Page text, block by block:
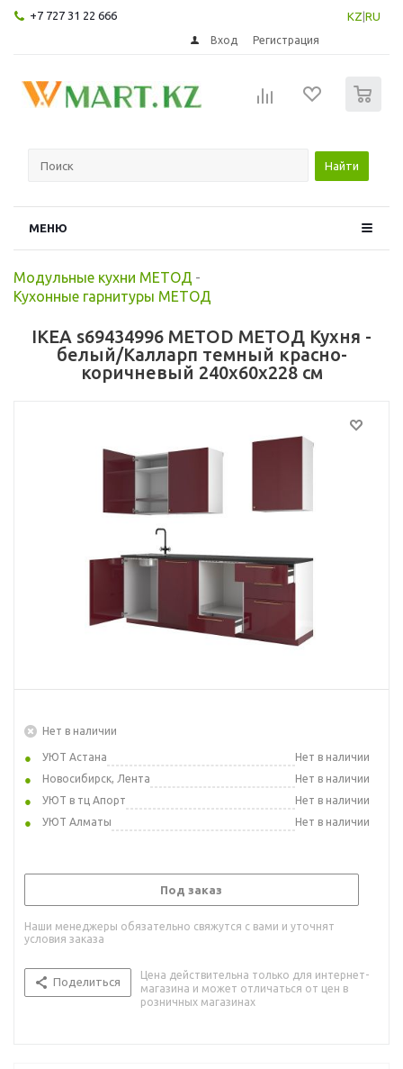
+7 727 31 22 666 KZ RU
Вход Регистрация
Найти
МЕНЮ
Модульные кухни МЕТОД -
Кухонные гарнитуры МЕТОД
IKEA s69434996 METOD МЕТОД Кухня -
белый/Калларп темный красно-
коричневый 240x60x228 см
Нет в наличии
УЮТ Астана
Нет в наличии
Новосибирск, Лента
Нет в наличии
УЮТ в тц Апорт
Нет в наличии
УЮТ Алматы
Нет в наличии
Под заказ
Наши менеджеры обязательно свяжутся с вами и уточнят
условия заказа
Поделиться
Цена действительна только для интернет-
магазина и может отличаться от цен в
розничных магазинах